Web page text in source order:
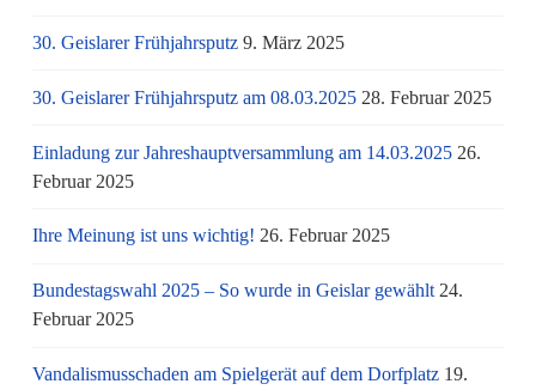
30. Geislarer Frühjahrsputz 9. März 2025
30. Geislarer Frühjahrsputz am 08.03.2025 28. Februar 2025
Einladung zur Jahreshauptversammlung am 14.03.2025 26.
Februar 2025
Ihre Meinung ist uns wichtig! 26. Februar 2025
Bundestagswahl 2025 – So wurde in Geislar gewählt 24.
Februar 2025
Vandalismusschaden am Spielgerät auf dem Dorfplatz 19.